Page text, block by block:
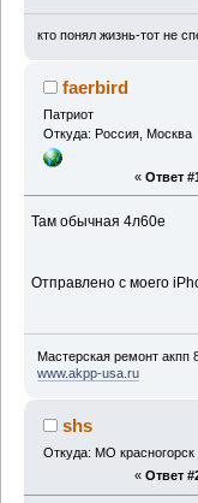
кто понял жизнь-тот не
faerbird
Патриот
Откуда: Россия, Москва
« Ответ
Там обычная 4л60е
Отправлено с моего
Мастерская ремонт акпп
www.akpp-usa.ru
shs
Откуда: МО красногорск
« Ответ